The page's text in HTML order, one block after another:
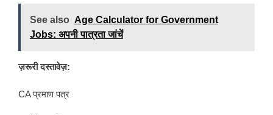
See also Age Calculator for Government
Jobs: अपनी पात्रता जांचें
ज़रूरी दस्तावेज़:
CA प्रमाण पत्र